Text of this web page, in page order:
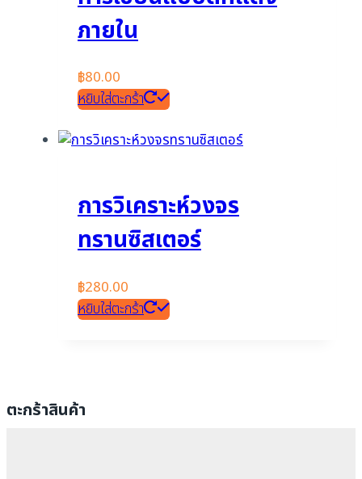
ภายใน
฿80.00
หยิบใส่ตะกร้า
การวิเคราะห์วงจร
ทรานซิสเตอร์
฿280.00
หยิบใส่ตะกร้า
ตะกร้าสินค้า